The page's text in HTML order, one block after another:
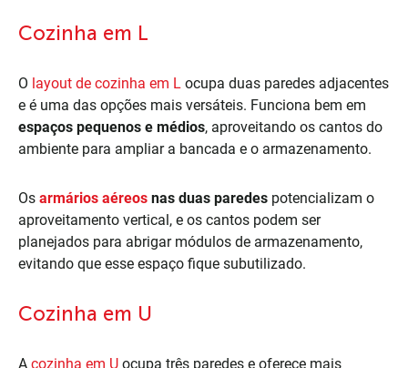
Cozinha em L
O layout de cozinha em L ocupa duas paredes adjacentes
e é uma das opções mais versáteis. Funciona bem em
espaços pequenos e médios, aproveitando os cantos do
ambiente para ampliar a bancada e o armazenamento.
Os armários aéreos nas duas paredes potencializam o
aproveitamento vertical, e os cantos podem ser
planejados para abrigar módulos de armazenamento,
evitando que esse espaço fique subutilizado.
Cozinha em U
A cozinha em U ocupa três paredes e oferece mais